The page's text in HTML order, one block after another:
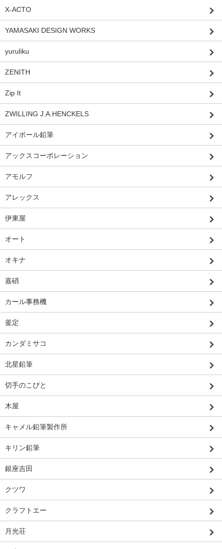
X-ACTO
YAMASAKI DESIGN WORKS
yuruliku
ZENITH
Zip It
ZWILLING J.A.HENCKELS
アイボール鉛筆
アックスコーポレーション
アモルフ
アレックス
伊東屋
オート
オキナ
嘉硝
カール事務機
釜定
カンダミサコ
北星鉛筆
切手のこびと
木屋
キャメル鉛筆製作所
キリン鉛筆
銀座吉田
クツワ
クラフトエー
月光荘